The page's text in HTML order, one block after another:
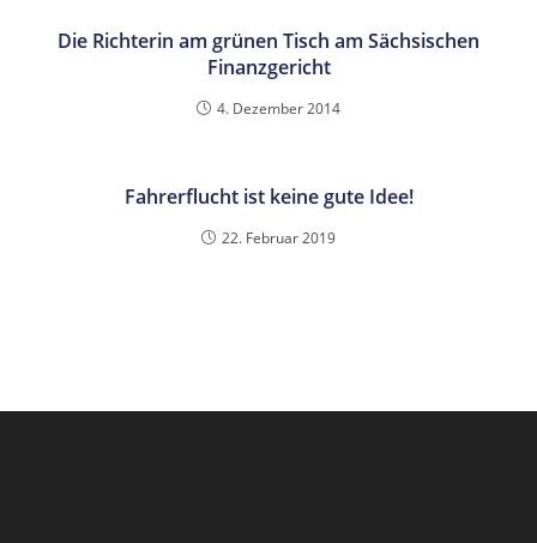
Die Richterin am grünen Tisch am Sächsischen
Finanzgericht
4. Dezember 2014
Fahrerflucht ist keine gute Idee!
22. Februar 2019